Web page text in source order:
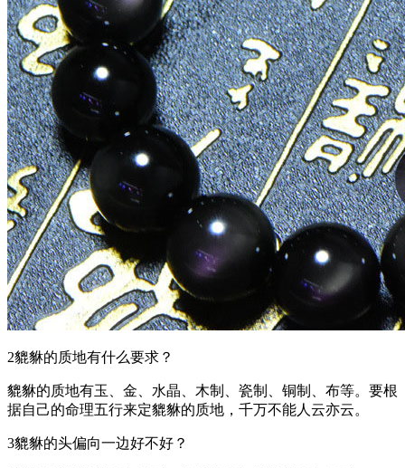
2貔貅的质地有什么要求？
貔貅的质地有玉、金、水晶、木制、瓷制、铜制、布等。要根
据自己的命理五行来定貔貅的质地，千万不能人云亦云。
3貔貅的头偏向一边好不好？